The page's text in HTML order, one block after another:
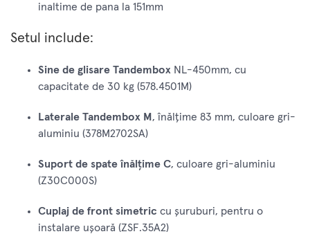
inaltime de pana la 151mm
Setul include:
Sine de glisare Tandembox NL-450mm, cu
capacitate de 30 kg (578.4501M)
Laterale Tandembox M , înălțime 83 mm, culoare gri-
aluminiu (378M2702SA)
Suport de spate înălțime C, culoare gri-aluminiu
(Z30C000S)
Cuplaj de front simetric cu șuruburi, pentru o
instalare ușoară (ZSF.35A2)